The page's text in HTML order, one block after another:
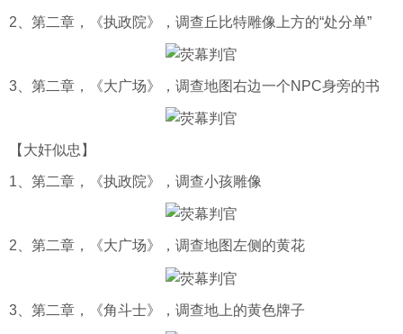
2、第二章，《执政院》，调查丘比特雕像上方的“处分单”
3、第二章，《大广场》，调查地图右边一个NPC身旁的书
【大奸似忠】
1、第二章，《执政院》，调查小孩雕像
2、第二章，《大广场》，调查地图左侧的黄花
3、第二章，《角斗士》，调查地上的黄色牌子